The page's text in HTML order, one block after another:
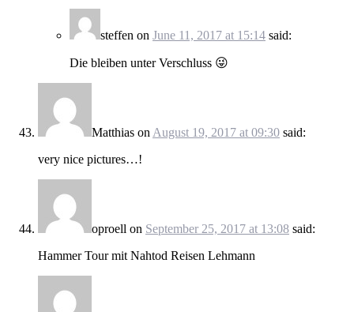
steffen on June 11, 2017 at 15:14 said:
Die bleiben unter Verschluss 😜
Matthias on August 19, 2017 at 09:30 said:
very nice pictures…!
oproell on September 25, 2017 at 13:08 said:
Hammer Tour mit Nahtod Reisen Lehmann